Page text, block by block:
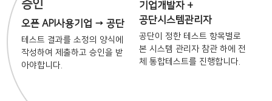
기업개발자 +
공단시스템관리자
공단이 정한 테스트 항목별로
본 시스템 관리자 참관 하에 전
체 통합테스트를 진행합니다.
승인
오픈 API사용기업 → 공단
테스트 결과를 소정의 양식에
작성하여 제출하고 승인을 받
아야합니다.